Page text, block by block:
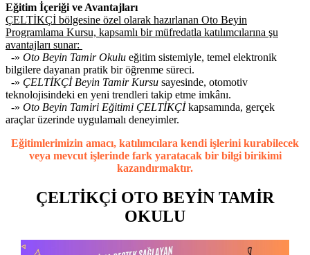
Eğitim İçeriği ve Avantajları
ÇELTİKÇİ bölgesine özel olarak hazırlanan Oto Beyin
Programlama Kursu, kapsamlı bir müfredatla katılımcılarına şu
avantajları sunar:
-» Oto Beyin Tamir Okulu eğitim sistemiyle, temel elektronik
bilgilere dayanan pratik bir öğrenme süreci.
-» ÇELTİKÇİ Beyin Tamir Kursu sayesinde, otomotiv
teknolojisindeki en yeni trendleri takip etme imkânı.
-» Oto Beyin Tamiri Eğitimi ÇELTİKÇİkapsamında, gerçek
araçlar üzerinde uygulamalı deneyimler.
Eğitimlerimizin amacı, katılımcılara kendi işlerini kurabilecek
veya mevcut işlerinde fark yaratacak bir bilgi birikimi
kazandırmaktır.
ÇELTİKÇİ OTO BEYİN TAMİR
OKULU